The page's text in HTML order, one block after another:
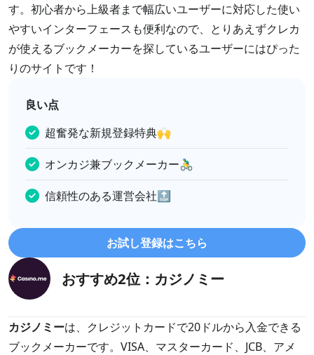
す。初心者から上級者まで幅広いユーザーに対応した使い
やすいインターフェースも便利なので、とりあえずクレカ
が使えるブックメーカーを探しているユーザーにはぴった
りのサイトです！
良い点
超奮発な新規登録特典🙌
オンカジ兼ブックメーカー🚴‍♂️
信頼性のある運営会社🔝
お試し登録はこちら
おすすめ2位：カジノミー
カジノミーは、クレジットカードで20ドルから入金できる
ブックメーカーです。VISA、マスターカード、JCB、アメ